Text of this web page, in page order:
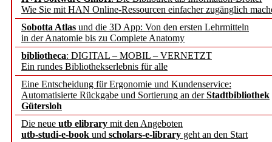
Wie Sie mit HAN Online-Ressourcen einfacher zugänglich
Sobotta Atlas und die 3D App: Von den ersten Lehrmitteln
in der Anatomie bis zu Complete Anatomy
bibliotheca: DIGITAL – MOBIL – VERNETZT
Ein rundes Bibliothekserlebnis für alle
Eine Entscheidung für Ergonomie und Kundenservice:
Automatisierte Rückgabe und Sortierung an derStadtbibliothek
Gütersloh
Die neue utb elibrary mit den Angeboten
utb-studi-e-book und scholars-e-library geht an den Start
Francke Attempto
EBSCO Information
Recherchefunktionen in
Sorbisches Institut neu
Geschichte und